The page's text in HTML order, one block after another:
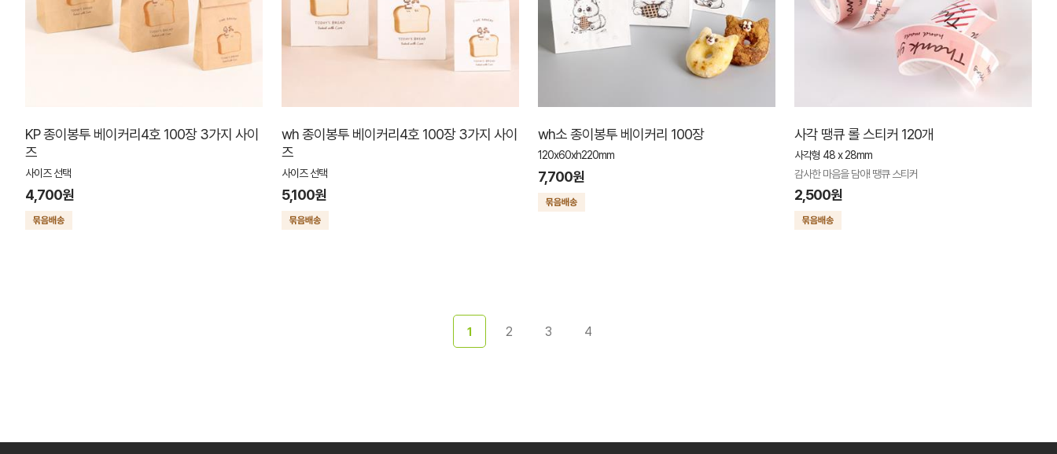
KP 종이봉투 베이커리4호 100장 3가지 사이
즈
사이즈 선택
4,700원
wh 종이봉투 베이커리4호 100장 3가지 사이
즈
사이즈 선택
5,100원
wh소 종이봉투 베이커리 100장
120x60xh220mm
7,700원
사각 땡큐 롤 스티커 120개
사각형 48 x 28mm
감사한 마음을 담아! 땡큐 스티커
2,500원
1 2 3 4